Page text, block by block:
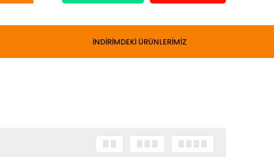
İNDİRİMDEKİ ÜRÜNLERİMİZ